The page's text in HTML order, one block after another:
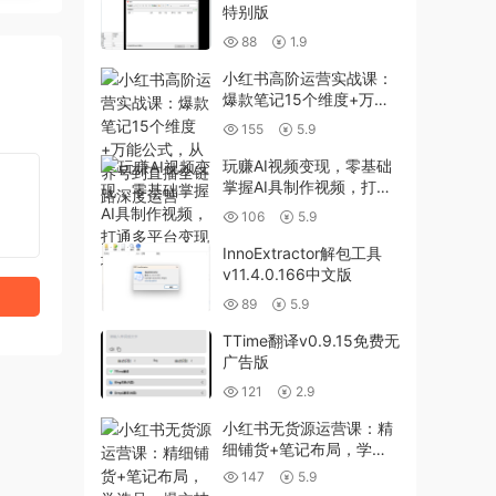
特别版
88 1.9
小红书高阶运营实战课：
爆款笔记15个维度+万能
公式，从养号到直播全链
路深度运营
155 5.9
玩赚AI视频变现，零基础
掌握AI具制作视频，打通
多平台变现增收路径
106 5.9
InnoExtractor解包工具
v11.4.0.166中文版
89 5.9
TTime翻译v0.9.15免费无
广告版
121 2.9
小红书无货源运营课：精
细铺货+笔记布局，学选
品、爆文技巧，新手也能
147 5.9